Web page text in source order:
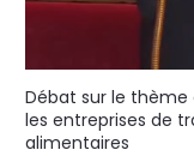
Débat sur le thème
les entreprises de
alimentaires